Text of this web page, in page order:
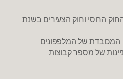
הרוסי וחוק הצעירים בשנת
המכובדת של המלפפונים
של מספר קבוצות